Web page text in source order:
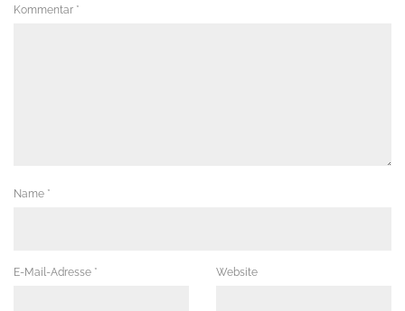
Kommentar *
Name *
E-Mail-Adresse * Website